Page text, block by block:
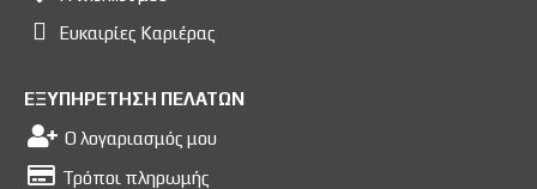
Ευκαιρίες Kαριέρας
ΕΞΥΠΗΡΕΤΗΣΗ ΠΕΛΑΤΩΝ
Ο λογαριασμός μου
Τρόποι πληρωμής